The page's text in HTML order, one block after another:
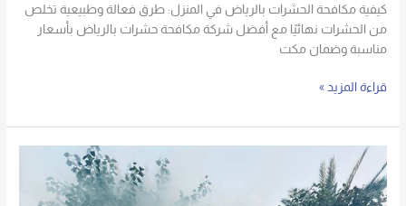
كيفية مكافحة الحشرات بالرياض في المنزل: طرق فعالة وطبيعية تخلص
من الحشرات نهائيًا مع أفضل شركة مكافحة حشرات بالرياض بأسعار
مناسبة وضمان مكت
قراءة المزيد »
شركة
مكافحة
حشرات